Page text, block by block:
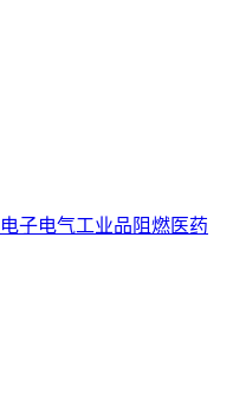
电子电气工业品 阻燃医药